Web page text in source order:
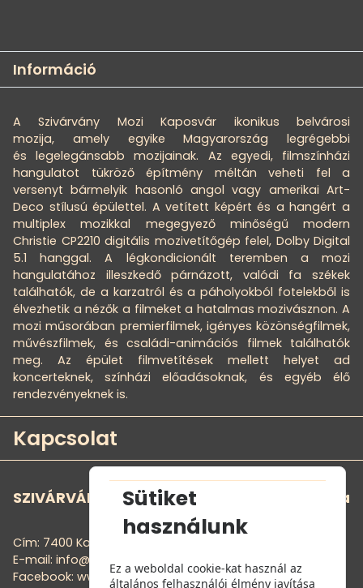
Információ
A Szivárvány Mozi Kaposvár ikonikus belvárosi
mozija, amely egyike Magyarország legrégebbi
és legelegánsabb mozijainak. Az egyedi, filmszínházi
hangulatot tükröző építmény méltán veheti fel a
versenyt bármelyik hasonló angol vagy amerikai Art-
Deco stílusú épülettel. A vetített képért és a hangért a
multiplex mozikkal megegyező minőségű modern
Christie CP2210 digitális mozivetítőgép felel, Dolby Digital
5.1 hanggal. A légkondicionált teremben a mozi
hangulatához illeszkedő párnázott, valódi fa székek
találhatók, de a karzatról és a páholyokból fotelekből is
élvezhetik a nézők a filmeket a hatalmas mozivásznon. A
mozi műsorában premierfilmek, igényes közönségfilmek,
művészfilmek, és családi-animációs filmek találhatók
meg. Az épület filmvetítések mellett helyet ad
koncerteknek, színházi előadásoknak, és egyéb élő
rendezvényeknek is.
Kapcsolat
SZIVÁRVÁNY MOZI - Szivárvány Kultúrpalota
Cím: 7400 Kaposvár, Noszlopy G. u. 1.
E-mail: info@szivarvanymozi.hu
Facebook: www.facebook.com/szivarvanymozi
Sütiket
használunk
Ez a weboldal cookie-kat használ az
általános felhasználói élmény javítása